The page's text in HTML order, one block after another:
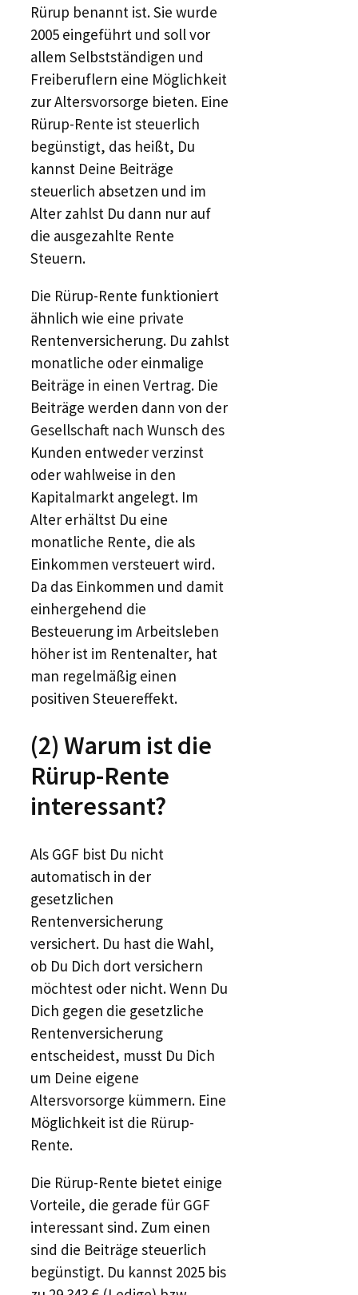
Rürup benannt ist. Sie wurde
2005 eingeführt und soll vor
allem Selbstständigen und
Freiberuflern eine Möglichkeit
zur Altersvorsorge bieten. Eine
Rürup-Rente ist steuerlich
begünstigt, das heißt, Du
kannst Deine Beiträge
steuerlich absetzen und im
Alter zahlst Du dann nur auf
die ausgezahlte Rente
Steuern.
Die Rürup-Rente funktioniert
ähnlich wie eine private
Rentenversicherung. Du zahlst
monatliche oder einmalige
Beiträge in einen Vertrag. Die
Beiträge werden dann von der
Gesellschaft nach Wunsch des
Kunden entweder verzinst
oder wahlweise in den
Kapitalmarkt angelegt. Im
Alter erhältst Du eine
monatliche Rente, die als
Einkommen versteuert wird.
Da das Einkommen und damit
einhergehend die
Besteuerung im Arbeitsleben
höher ist im Rentenalter, hat
man regelmäßig einen
positiven Steuereffekt.
(2) Warum ist die
Rürup-Rente
interessant?
Als GGF bist Du nicht
automatisch in der
gesetzlichen
Rentenversicherung
versichert. Du hast die Wahl,
ob Du Dich dort versichern
möchtest oder nicht. Wenn Du
Dich gegen die gesetzliche
Rentenversicherung
entscheidest, musst Du Dich
um Deine eigene
Altersvorsorge kümmern. Eine
Möglichkeit ist die Rürup-
Rente.
Die Rürup-Rente bietet einige
Vorteile, die gerade für GGF
interessant sind. Zum einen
sind die Beiträge steuerlich
begünstigt. Du kannst 2025 bis